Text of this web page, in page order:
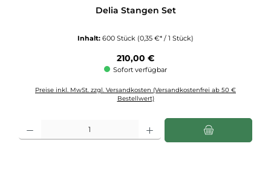
Delia Stangen Set
Inhalt: 600 Stück (0,35 €* / 1 Stück)
Regulärer Preis:
210,00 €
Sofort verfügbar
Preise inkl. MwSt. zzgl. Versandkosten (Versandkostenfrei ab 50 €
Bestellwert)